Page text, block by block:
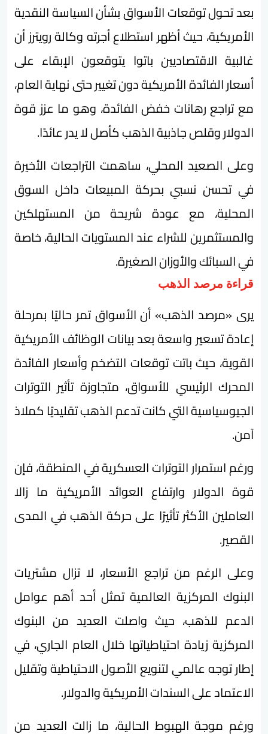
بعد تحول توقعات الأسواق بشأن السياسة النقدية
الأمريكية، حيث أظهر استطلاع أجرته وكالة رويترز أن
غالبية الاقتصاديين باتوا يتوقعون الإبقاء على
أسعار الفائدة الأمريكية دون تغيير حتى نهاية العام،
مع تراجع رهانات خفض الفائدة، وهو ما عزز قوة
الدولار وقلص جاذبية الذهب كأصل لا يدر عائدًا.
وعلى الصعيد المحلي، ساهمت التراجعات الأخيرة
في تحسن نسبي بحركة المبيعات داخل السوق
المحلية، مع عودة شريحة من المستهلكين
والمستثمرين للشراء عند المستويات الحالية، خاصة
في السبائك والأوزان الصغيرة.
قراءة مرصد الذهب
يرى «مرصد الذهب» أن الأسواق تمر حاليًا بمرحلة
إعادة تسعير واسعة بعد بيانات الوظائف الأمريكية
القوية، حيث باتت توقعات التضخم وأسعار الفائدة
المحرك الرئيسي للأسواق، متجاوزة تأثير التوترات
الجيوسياسية التي كانت تدعم الذهب تقليديًا كملاذ
آمن.
ورغم استمرار التوترات العسكرية في المنطقة، فإن
قوة الدولار وارتفاع العوائد الأمريكية ما زالا
العاملين الأكثر تأثيرًا على حركة الذهب في المدى
القصير.
وعلى الرغم من تراجع الأسعار، لا تزال مشتريات
البنوك المركزية العالمية تمثل أحد أهم عوامل
الدعم للذهب، حيث واصلت العديد من البنوك
المركزية زيادة احتياطياتها خلال العام الجاري، في
إطار توجه عالمي لتنويع الأصول الاحتياطية وتقليل
الاعتماد على السندات الأمريكية والدولار.
ورغم موجة الهبوط الحالية، ما زالت العديد من